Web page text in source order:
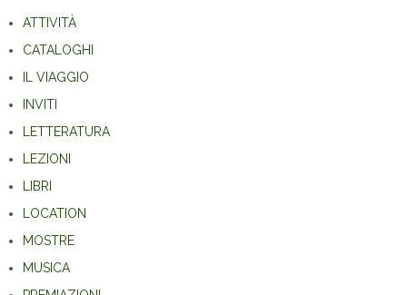
ATTIVITÀ
CATALOGHI
IL VIAGGIO
INVITI
LETTERATURA
LEZIONI
LIBRI
LOCATION
MOSTRE
MUSICA